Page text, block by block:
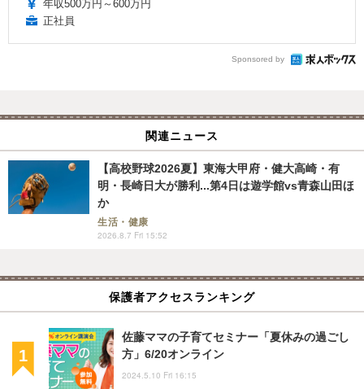
年収500万円～600万円
正社員
Sponsored by
関連ニュース
【高校野球2026夏】東海大甲府・健大高崎・有
明・長崎日大が勝利...第4日は遊学館vs青森山田ほ
か
生活・健康
2026.8.7 Fri 15:52
保護者アクセスランキング
佐藤ママの子育てセミナー「夏休みの過ごし
方」6/20オンライン
2024.5.10 Fri 16:15